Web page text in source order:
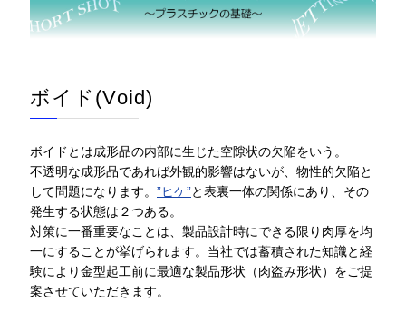
ボイド(Void)
ボイドとは成形品の内部に生じた空隙状の欠陥をいう。
不透明な成形品であれば外観的影響はないが、物性的欠陥と
して問題になります。 ”ヒケ”と表裏一体の関係にあり、その
発生する状態は２つある。
対策に一番重要なことは、製品設計時にできる限り肉厚を均
一にすることが挙げられます。当社では蓄積された知識と経
験により金型起工前に最適な製品形状（肉盗み形状）をご提
案させていただきます。